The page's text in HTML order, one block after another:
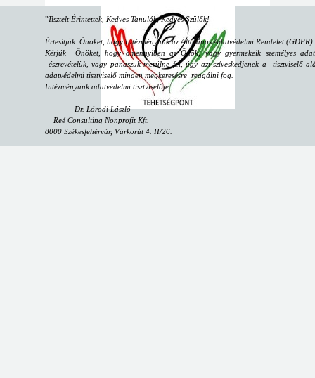
"Tisztelt Érintettek, Kedves Tanulók, Kedves Szülők!
Értesítjük Önöket, hogy Intézményünk az Általános Adatvédelmi Rendelet
Kérjük Önöket, hogy amennyiben az Önök, vagy gyermekeik személyes
észrevételük, vagy panaszuk merülne fel, úgy azt szíveskedjenek a tisztviselő
adatvédelmi tisztviselő minden megkeresésre reagálni fog.
Intézményünk adatvédelmi tisztviselője:
Dr. Lórodi László
Reé Consulting Nonprofit Kft.
8000 Székesfehérvár, Várkörút 4. II/26.